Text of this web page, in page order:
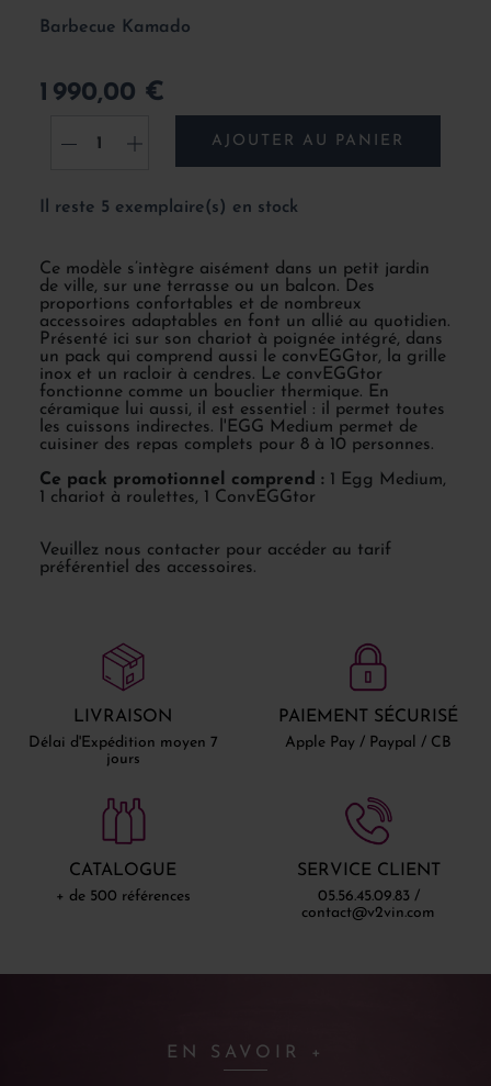
Barbecue Kamado
1 990,00 €
- + AJOUTER AU PANIER
Il reste 5 exemplaire(s) en stock
Ce modèle s’intègre aisément dans un petit jardin
de ville, sur une terrasse ou un balcon. Des
proportions confortables et de nombreux
accessoires adaptables en font un allié au quotidien.
Présenté ici sur son chariot à poignée intégré, dans
un pack qui comprend aussi le convEGGtor, la grille
inox et un racloir à cendres. Le convEGGtor
fonctionne comme un bouclier thermique. En
céramique lui aussi, il est essentiel : il permet toutes
les cuissons indirectes. l'EGG Medium permet de
cuisiner des repas complets pour 8 à 10 personnes.
Ce pack promotionnel comprend : 1 Egg Medium,
1 chariot à roulettes, 1 ConvEGGtor
Veuillez nous contacter pour accéder au tarif
préférentiel des accessoires.
LIVRAISON
Délai d'Expédition moyen 7
jours
PAIEMENT SÉCURISÉ
Apple Pay / Paypal / CB
CATALOGUE
+ de 500 références
SERVICE CLIENT
05.56.45.09.83 /
contact@v2vin.com
EN SAVOIR +